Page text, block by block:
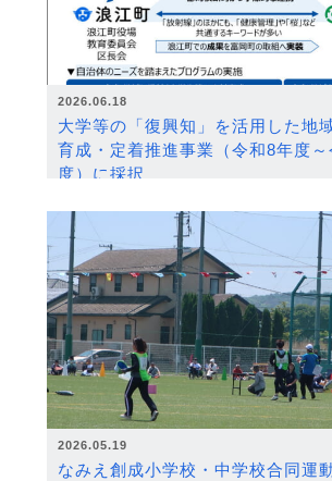
2026.06.18
大学等の「復興知」を活用した地
育成・定着推進事業（令和8年度
度）に採択
2026.05.19
なみえ創成小学校・中学校合同運